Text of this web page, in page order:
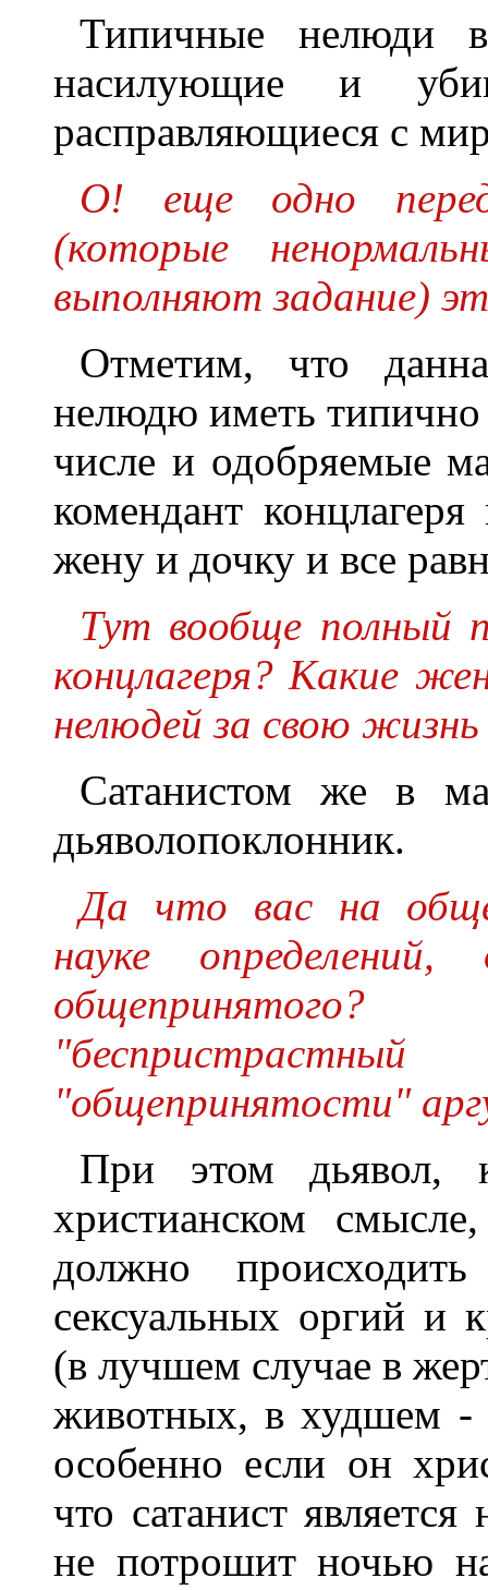
Типичные нелюди
насилующие и
расправляющиеся с
О! еще одно
(которые
выполняют задание)
Отметим, что
нелюдю иметь типично
числе и одобряемые
комендант
жену и дочку и все
Тут вообще полный
концлагеря? Какие
нелюдей за свою
Сатанистом же в
дьяволопоклонник.
Да что вас на
науке
"общепринятости"
При этом дьявол,
христианском
должно
сексуальных оргий и
(в лучшем случае в
животных, в худшем -
особенно если он
что сатанист
не потрошит ночью